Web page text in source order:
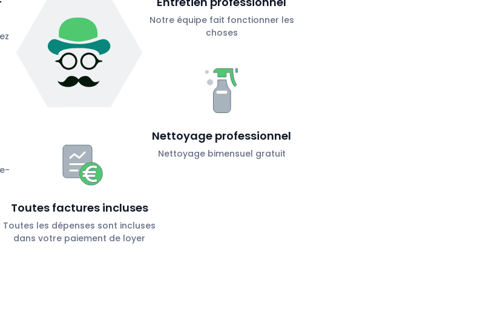
Notre équipe fait fonctionner les
choses
Nettoyage professionnel
Nettoyage bimensuel gratuit
Toutes factures incluses
Toutes les dépenses sont incluses
dans votre paiement de loyer